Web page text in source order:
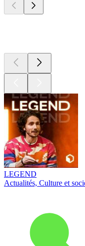
LEGEND
Actualités, Culture et